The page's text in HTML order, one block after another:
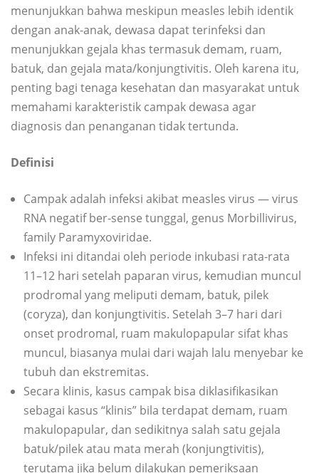
menunjukkan bahwa meskipun measles lebih identik
dengan anak-anak, dewasa dapat terinfeksi dan
menunjukkan gejala khas termasuk demam, ruam,
batuk, dan gejala mata/konjungtivitis. Oleh karena itu,
penting bagi tenaga kesehatan dan masyarakat untuk
memahami karakteristik campak dewasa agar
diagnosis dan penanganan tidak tertunda.
Definisi
Campak adalah infeksi akibat measles virus — virus
RNA negatif ber-sense tunggal, genus Morbillivirus,
family Paramyxoviridae.
Infeksi ini ditandai oleh periode inkubasi rata-rata
11–12 hari setelah paparan virus, kemudian muncul
prodromal yang meliputi demam, batuk, pilek
(coryza), dan konjungtivitis. Setelah 3–7 hari dari
onset prodromal, ruam makulopapular sifat khas
muncul, biasanya mulai dari wajah lalu menyebar ke
tubuh dan ekstremitas.
Secara klinis, kasus campak bisa diklasifikasikan
sebagai kasus “klinis” bila terdapat demam, ruam
makulopapular, dan sedikitnya salah satu gejala
batuk/pilek atau mata merah (konjungtivitis),
terutama jika belum dilakukan pemeriksaan